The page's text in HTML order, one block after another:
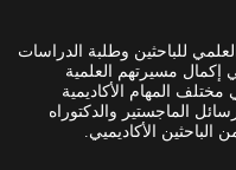
للباحثين وطلبة الدراسات
إكمال مسيرتهم العلمية
المهام الأكاديمية
الماجستير والدكتوراه
الأكاديميي.